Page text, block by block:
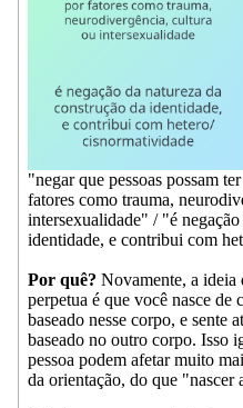
"negar que pessoas possam
fatores como trauma,
intersexualidade" / "é
identidade, e contribui com
Por quê? Novamente, a ideia
perpetua é que você nasce de
baseado nesse corpo, e sente
baseado no outro corpo. Isso
pessoa podem afetar muito
da orientação, do que "nascer